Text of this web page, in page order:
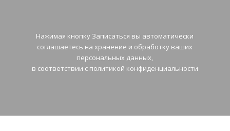
Нажимая кнопку Записаться вы автоматически
соглашаетесь на хранение и обработку ваших
персональных данных,
в соответствии с политикой конфиденциальности